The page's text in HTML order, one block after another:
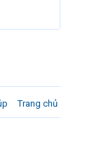
Trang chủ